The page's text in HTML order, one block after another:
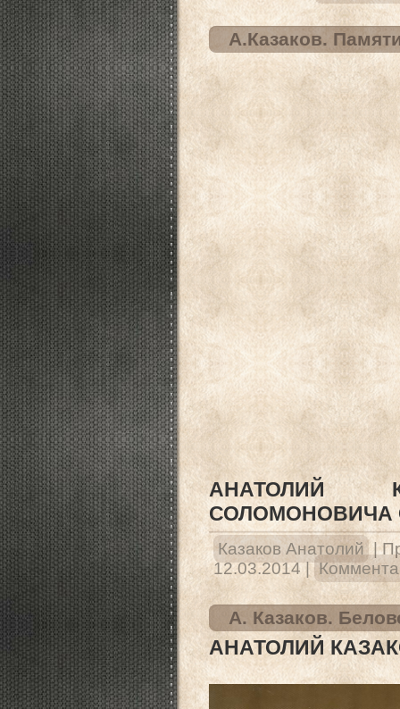
А.Казаков.
АНАТОЛИЙ
СОЛОМОНОВИЧА
Казаков Анатолий |
12.03.2014 |
А. Казаков.
АНАТОЛИЙ